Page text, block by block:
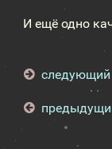
И ещё одно
следующий